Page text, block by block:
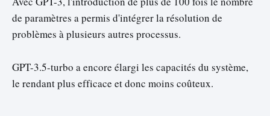
de paramètres a permis d'intégrer la résolution de
problèmes à plusieurs autres processus.
GPT-3.5-turbo a encore élargi les capacités du système,
le rendant plus efficace et donc moins coûteux.